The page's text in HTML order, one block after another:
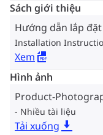
Sách giới thiệu
Hướng dẫn lắp đặt
Installation
Xem
Hình ảnh
Product-
Nhiều tài liệu
Tải xuống